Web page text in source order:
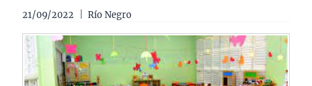
21/09/2022 Río Negro